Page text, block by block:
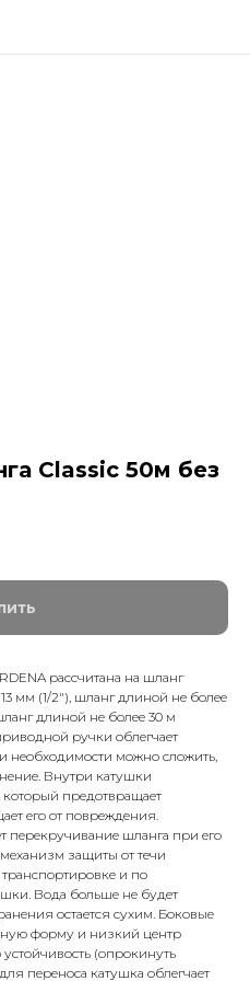
Classic 50м без
рассчитана на шланг
мм (1/2"), шланг длиной не более
длиной не более 30 м
ручки облегчает
необходимости можно сложить,
Внутри катушки
предотвращает
его от повреждения.
шланга при его
защиты от течи
и по
Вода больше не будет
остается сухим. Боковые
форму и низкий центр
(опрокинуть
переноса катушка облегчает